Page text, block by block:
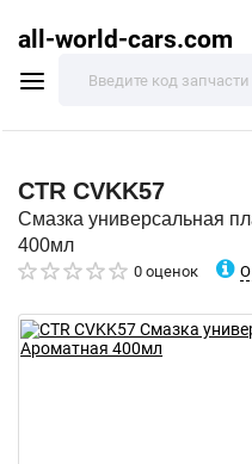
all-world-cars.com
CTR CVKK57
Смазка универсальная
400мл
0 оценок О